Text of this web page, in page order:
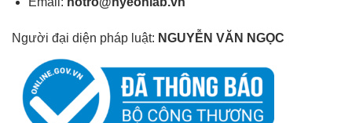
Người đại diện pháp luật: NGUYỄN VĂN NGỌC